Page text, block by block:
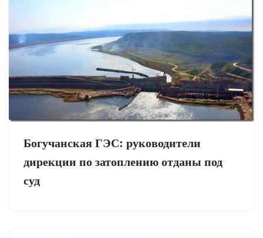
Богучанская ГЭС: руководители
дирекции по затоплению отданы под
суд